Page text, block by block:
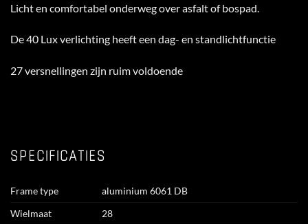
Licht en comfortabel onderweg over asfalt of bospad.
De 40 Lux verlichting heeft een dag- en standlichtfunctie
27 versnellingen zijn ruim voldoende
SPECIFICATIES
Frame type
aluminium 6061 DB
Wielmaat
28